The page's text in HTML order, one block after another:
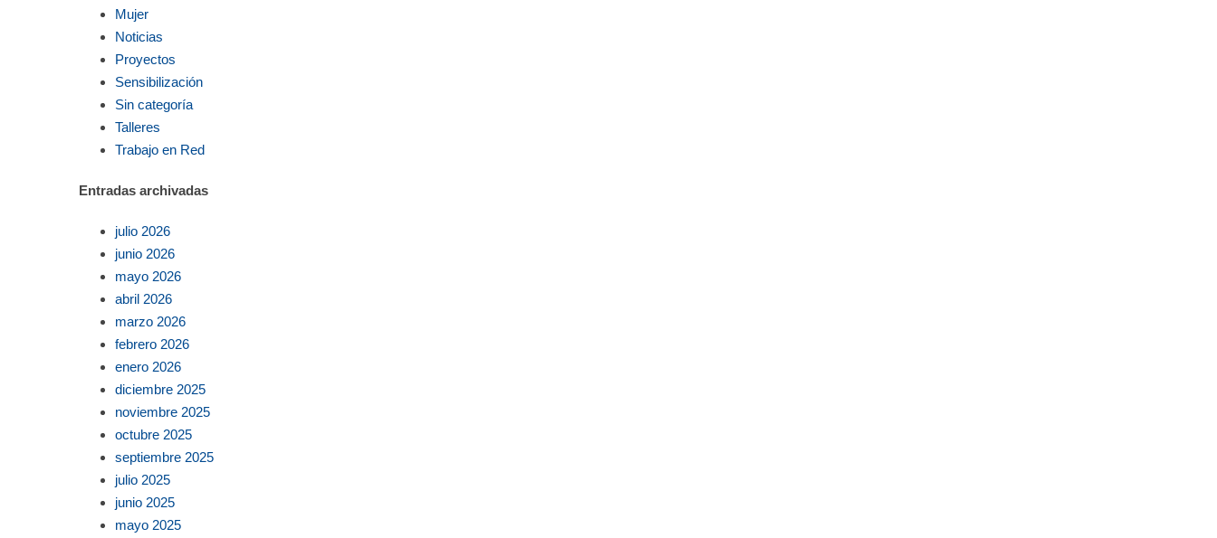
Mujer
Noticias
Proyectos
Sensibilización
Sin categoría
Talleres
Trabajo en Red
Entradas archivadas
julio 2026
junio 2026
mayo 2026
abril 2026
marzo 2026
febrero 2026
enero 2026
diciembre 2025
noviembre 2025
octubre 2025
septiembre 2025
julio 2025
junio 2025
mayo 2025